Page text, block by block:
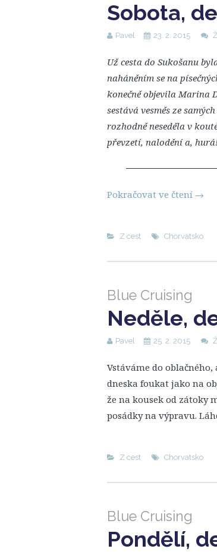
Sobota,
Pavel 23. 2. 2015
Už cesta do Sukošanu
naháněním se na
konečně objevila Marina
sestává vesměs ze
rozhodně neseděla v
převzetí, nalodění a,
Pokračovat ve čtení →
Z cest Chorvatsko
Blue Cruising
Neděle,
Pavel 25. 2. 2015
Vstáváme do
dneska foukat jako na
že na kousek od zátoky
posádky na výpravu.
Z cest Chorvatsko
Blue Cruising
Pondělí,